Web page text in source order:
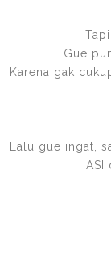
Gue
Karena gak
Lalu gue ingat,
ASI